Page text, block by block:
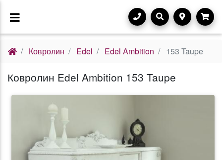
Ковролин Edel Edel Ambition 153 Taupe
Ковролин Edel Ambition 153 Taupe